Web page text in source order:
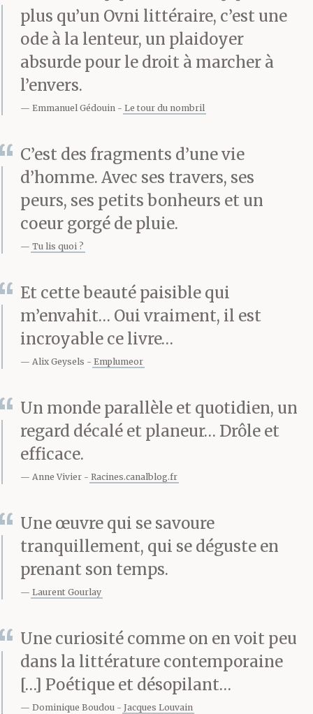
met les formes. Il
éprouve à cela un
contentement un peu
étrange, comme
détaché de lui-même
mais pourtant bien réel.
Il se demande parfois si
lorsqu’une femme
finit pas par éprouver ce
genre de contentement.
Il y gagne une sorte de
désagréable du tout.
Mais sa vieille peau
s’ennuie au vestiaire,
repart pas sans elle.
plus qu’un Ovni littéraire, c’est une
ode à la lenteur, un plaidoyer
absurde pour le droit à marcher à
l’envers.
Emmanuel Gédouin Le tour du nombril
C’est des fragments d’une vie
d’homme. Avec ses travers, ses
peurs, ses petits bonheurs et un
coeur gorgé de pluie.
Tu lis quoi ?
Et cette beauté paisible qui
m’envahit… Oui vraiment, il est
incroyable ce livre…
Alix Geysels Emplumeor
Un monde parallèle et quotidien, un
regard décalé et planeur… Drôle et
efficace.
Anne Vivier Racines.canalblog.fr
Une œuvre qui se savoure
tranquillement, qui se déguste en
prenant son temps.
Laurent Gourlay
Une curiosité comme on en voit peu
dans la littérature contemporaine
[…] Poétique et désopilant…
Dominique Boudou Jacques Louvain